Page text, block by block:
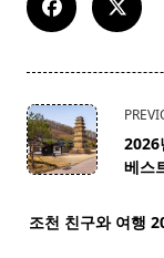
<span
class="nav-
subtitle
reader-
2026
베스
조천 친구와 여행